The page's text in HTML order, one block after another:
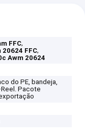
FFC,
20624 FFC,
Awm 20624
do PE, bandeja,
Pacote